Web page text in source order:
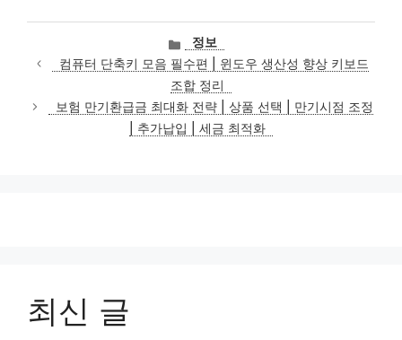
카
테
고
리
정보
컴퓨터 단축키 모음 필수편 | 윈도우 생산성 향상 키보드
조합 정리
보험 만기환급금 최대화 전략 | 상품 선택 | 만기시점 조정
| 추가납입 | 세금 최적화
최신 글